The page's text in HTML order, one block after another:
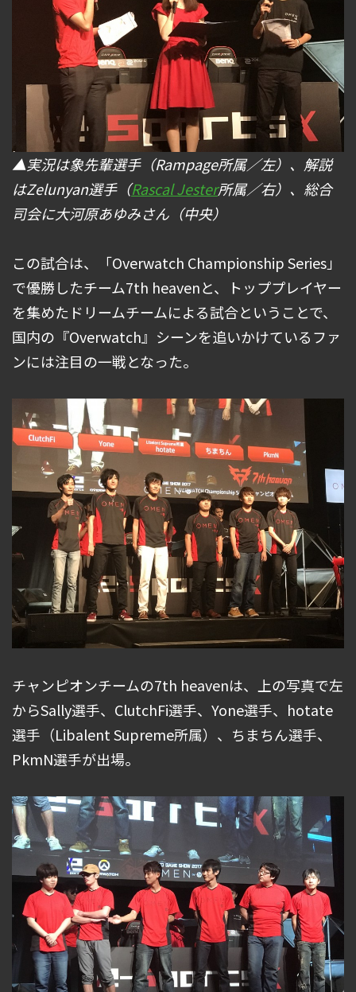
▲実況は象先輩選手（Rampage所属／左）、解説
はZelunyan選手（Rascal Jester所属／右）、総合
司会に大河原あゆみさん（中央）
この試合は、「Overwatch Championship Series」
で優勝したチーム7th heavenと、トッププレイヤー
を集めたドリームチームによる試合ということで、
国内の『Overwatch』シーンを追いかけているファ
ンには注目の一戦となった。
チャンピオンチームの7th heavenは、上の写真で左
からSally選手、ClutchFi選手、Yone選手、hotate
選手（Libalent Supreme所属）、ちまちん選手、
PkmN選手が出場。